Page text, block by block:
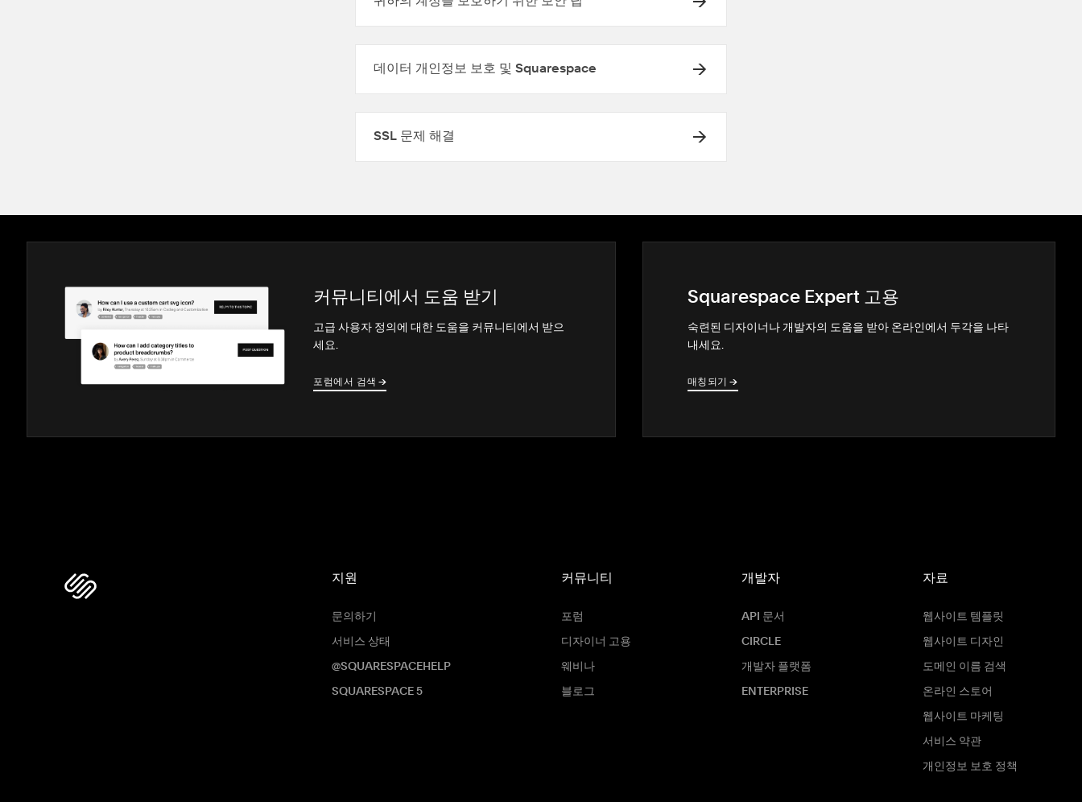
데이터 개인정보 보호 및 Squarespace
SSL 문제 해결
커뮤니티에서 도움 받기
고급 사용자 정의에 대한 도움을 커뮤니티에서 받으
세요.
포럼에서 검색 →
→
Squarespace Expert 고용
숙련된 디자이너나 개발자의 도움을 받아 온라인에서 두각을 나타
내세요.
매칭되기 →
→
지원
문의하기
서비스 상태
@SQUARESPACEHELP
SQUARESPACE 5
커뮤니티
포럼
디자이너 고용
웨비나
블로그
개발자
API 문서
CIRCLE
개발자 플랫폼
ENTERPRISE
자료
웹사이트 템플릿
웹사이트 디자인
도메인 이름 검색
온라인 스토어
웹사이트 마케팅
서비스 약관
개인정보 보호 정책